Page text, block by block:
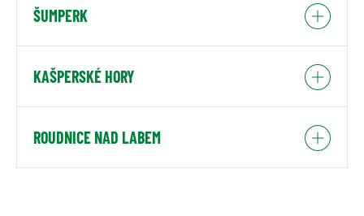
ŠUMPERK
KAŠPERSKÉ HORY
ROUDNICE NAD LABEM